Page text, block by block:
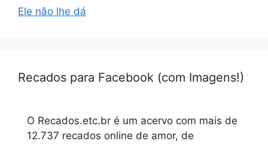
Ele não lhe dá
Recados para Facebook (com Imagens!)
O Recados.etc.br é um acervo com mais de
12.737 recados online de amor, de